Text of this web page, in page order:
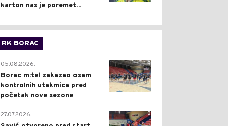
karton nas je poremet...
RK BORAC
0
05.08.2026.
Borac m:tel zakazao osam
kontrolnih utakmica pred
početak nove sezone
0
27.07.2026.